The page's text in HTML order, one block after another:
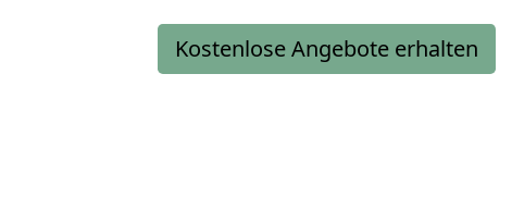
Kostenlose Angebote erhalten